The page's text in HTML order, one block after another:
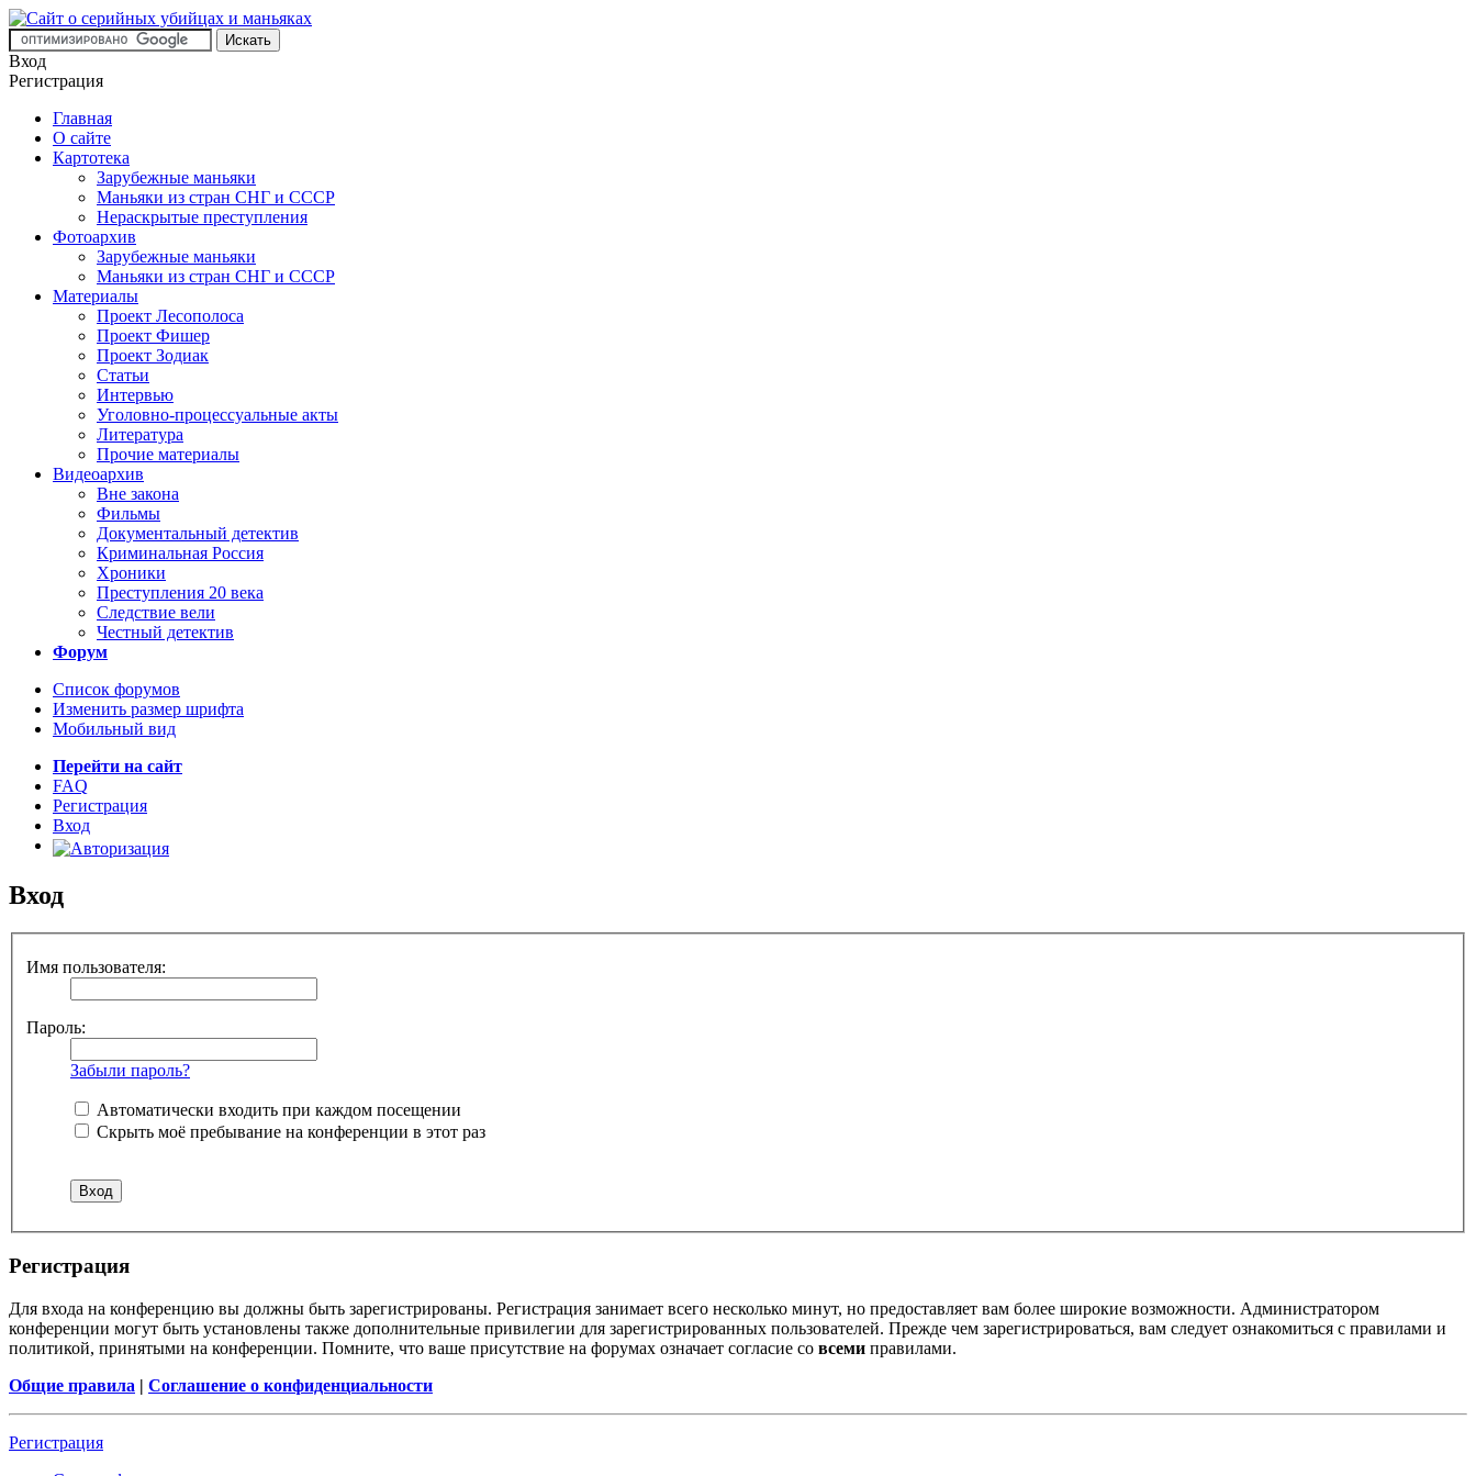
Вход
Регистрация
Главная
О сайте
Картотека
Зарубежные маньяки
Маньяки из стран СНГ и СССР
Нераскрытые преступления
Фотоархив
Зарубежные маньяки
Маньяки из стран СНГ и СССР
Материалы
Проект Лесополоса
Проект Фишер
Проект Зодиак
Статьи
Интервью
Уголовно-процессуальные акты
Литература
Прочие материалы
Видеоархив
Вне закона
Фильмы
Документальный детектив
Криминальная Россия
Хроники
Преступления 20 века
Следствие вели
Честный детектив
Форум
Список форумов
Изменить размер шрифта
Мобильный вид
Перейти на сайт
FAQ
Регистрация
Вход
Вход
Имя пользователя:
Пароль:
Забыли пароль?
Автоматически входить при каждом посещении
Скрыть моё пребывание на конференции в этот раз
Регистрация
Для входа на конференцию вы должны быть зарегистрированы. Регистрация занимает всего несколько минут, но предоставляет вам более широкие возможности. Администратором
конференции могут быть установлены также дополнительные привилегии для зарегистрированных пользователей. Прежде чем зарегистрироваться, вам следует ознакомиться с правилами и
политикой, принятыми на конференции. Помните, что ваше присутствие на форумах означает согласие со всеми правилами.
Общие правила | Соглашение о конфиденциальности
Регистрация